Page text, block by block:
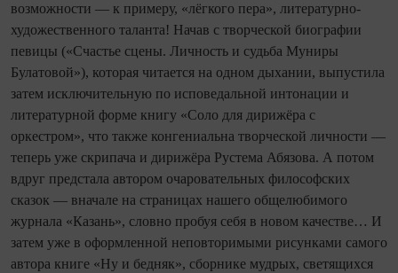
возможности — к примеру, «лёгкого пера», литературно-
художественного таланта! Начав с творческой биографии
певицы («Счастье сцены. Личность и судьба Муниры
Булатовой»), которая читается на одном дыхании, выпустила
затем исключительную по исповедальной интонации и
литературной форме книгу «Соло для дирижёра с
оркестром», что также конгениальна творческой личности —
теперь уже скрипача и дирижёра Рустема Абязова. А потом
вдруг предстала автором очаровательных философских
сказок — вначале на страницах нашего общелюбимого
журнала «Казань», словно пробуя себя в новом качестве… И
затем уже в оформленной неповторимыми рисунками самого
автора книге «Ну и бедняк», сборнике мудрых, светящихся